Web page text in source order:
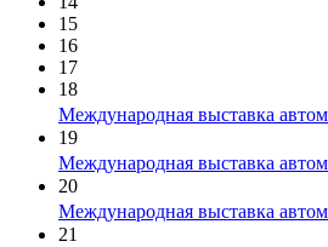
15
16
17
18
Международная выставка
19
Международная выставка
20
Международная выставка
21